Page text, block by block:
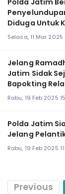
Polda Jatim
Diduga Untuk
Selasa, 11 Mar 2025
Jelang
Jatim Sidak
Bapokting
Rabu, 19 Feb 2025
Polda Jatim
Jelang
Rabu, 19 Feb 2025
Previous